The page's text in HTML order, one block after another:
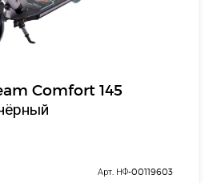
Comfort 145
Арт. НФ-00119603